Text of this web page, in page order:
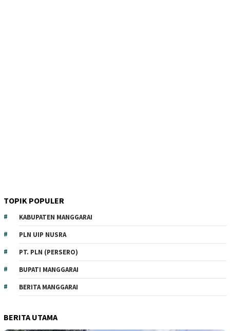
TOPIK POPULER
KABUPATEN MANGGARAI
PLN UIP NUSRA
PT. PLN (PERSERO)
BUPATI MANGGARAI
BERITA MANGGARAI
BERITA UTAMA